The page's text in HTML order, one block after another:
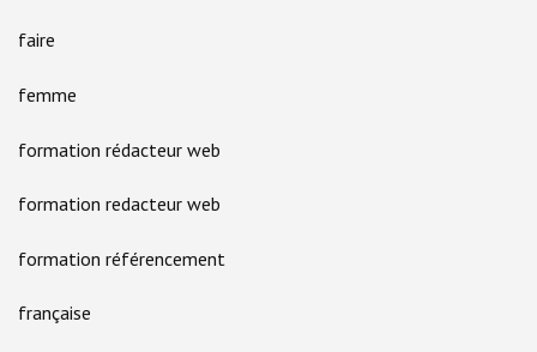
faire
femme
formation rédacteur web
formation redacteur web
formation référencement
française